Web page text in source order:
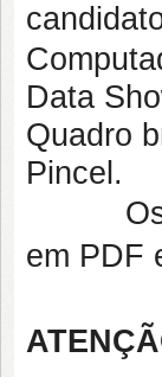
Data
Quadro
Pincel.
Os
em PDF